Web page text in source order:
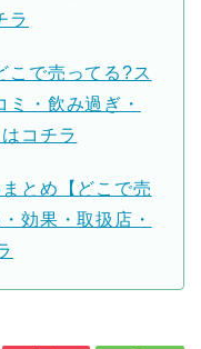
ラ
こで売ってる?ス
・飲み過ぎ・
コチラ
とめ【どこで売
効果・取扱店・